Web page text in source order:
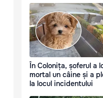
În Colonița, șoferul a
mortal un câine și a
la locul incidentului